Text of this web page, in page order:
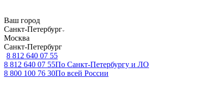
Ваш город
Санкт-Петербург
Москва
Санкт-Петербург
8 812 640 07 55
8 812 640 07 55По Санкт-Петербургу и ЛО
8 800 100 76 30По всей России